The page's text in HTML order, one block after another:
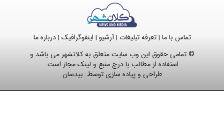
تماس با ما |تعرفه تبلیغات |آرشیو | اینفوگرافیک |درباره ما
© تمامی حقوق این وب سایت متعلق به کلانشهر می باشد و
استفاده از مطالب با درج منبع و لینک مجاز است.
طراحی و پیاده سازی توسط: بیدسان